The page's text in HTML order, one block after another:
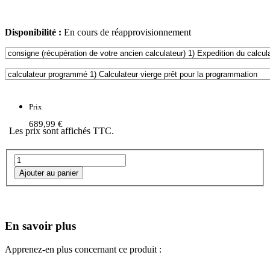
Disponibilité : En cours de réapprovisionnement
Prix
689,99 €
Les prix sont affichés TTC.
En savoir plus
Apprenez-en plus concernant ce produit :